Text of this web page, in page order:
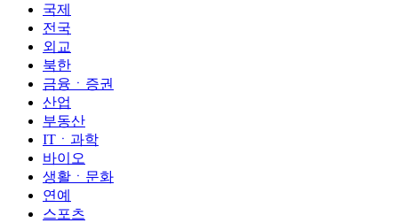
국제
전국
외교
북한
금융ㆍ증권
산업
부동산
ITㆍ과학
바이오
생활ㆍ문화
연예
스포츠